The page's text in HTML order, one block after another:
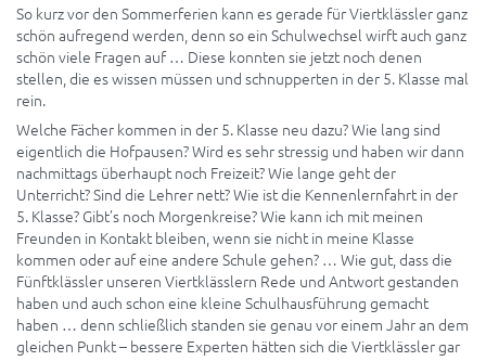
So kurz vor den Sommerferien kann es gerade für Viertklässler ganz
schön aufregend werden, denn so ein Schulwechsel wirft auch ganz
schön viele Fragen auf … Diese konnten sie jetzt noch denen
stellen, die es wissen müssen und schnupperten in der 5. Klasse mal
rein.
Welche Fächer kommen in der 5. Klasse neu dazu? Wie lang sind
eigentlich die Hofpausen? Wird es sehr stressig und haben wir dann
nachmittags überhaupt noch Freizeit? Wie lange geht der
Unterricht? Sind die Lehrer nett? Wie ist die Kennenlernfahrt in der
5. Klasse? Gibt’s noch Morgenkreise? Wie kann ich mit meinen
Freunden in Kontakt bleiben, wenn sie nicht in meine Klasse
kommen oder auf eine andere Schule gehen? … Wie gut, dass die
Fünftklässler unseren Viertklässlern Rede und Antwort gestanden
haben und auch schon eine kleine Schulhausführung gemacht
haben … denn schließlich standen sie genau vor einem Jahr an dem
gleichen Punkt – bessere Experten hätten sich die Viertklässler gar